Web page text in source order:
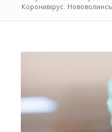
Коронавірус.